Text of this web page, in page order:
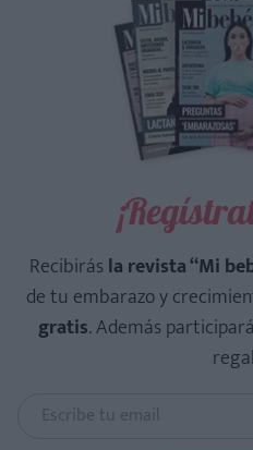
Recibirásla revista “Mi
de tu embarazo y
gratis. Además